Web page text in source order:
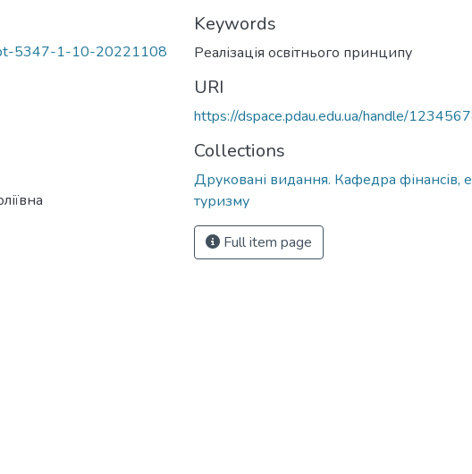
5347-1-10-20221108
Keywords
Реалізація освітнього принципу
URI
https://dspace.pdau.edu.ua/handle/
Collections
Друковані видання. Кафедра фінансів,
туризму
Full item page